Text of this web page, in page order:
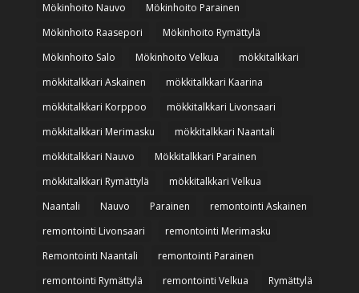
Mökinhoito Nauvo
Mökinhoito Parainen
Mökinhoito Raasepori
Mökinhoito Rymättylä
Mökinhoito Salo
Mökinhoito Velkua
mökkitalkkari
mökkitalkkari Askainen
mökkitalkkari Kaarina
mökkitalkkari Korppoo
mökkitalkkari Livonsaari
mökkitalkkari Merimasku
mökkitalkkari Naantali
mökkitalkkari Nauvo
Mökkitalkkari Parainen
mökkitalkkari Rymättylä
mökkitalkkari Velkua
Naantali
Nauvo Parainen
remontointi Askainen
remontointi Livonsaari
remontointi Merimasku
Remontointi Naantali
remontointi Parainen
remontointi Rymättylä
remontointi Velkua Rymättylä